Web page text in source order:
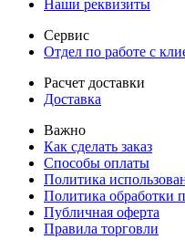
Наши реквизиты
Сервис
Отдел по работе с
Расчет доставки
Доставка
Важно
Как сделать заказ
Способы оплаты
Политика
Политика обработки
Публичная оферта
Правила торговли